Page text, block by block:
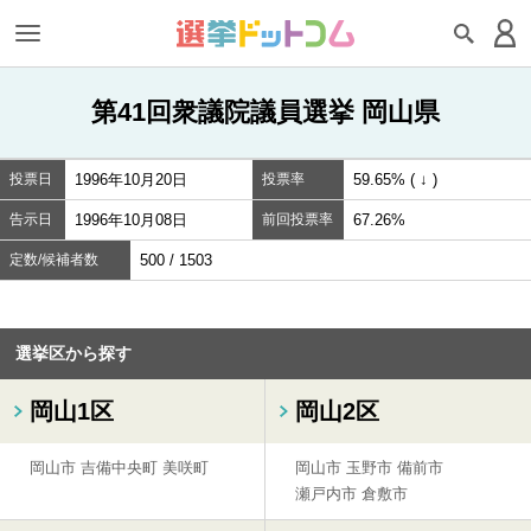
第41回衆議院議員選挙 岡山県
投票日 1996年10月20日 投票率 59.65% ( ↓ )
告示日 1996年10月08日 前回投票率 67.26%
定数/候補者数 500 / 1503
選挙区から探す
岡山1区
岡山市 吉備中央町 美咲町
岡山2区
岡山市 玉野市 備前市
瀬戸内市 倉敷市